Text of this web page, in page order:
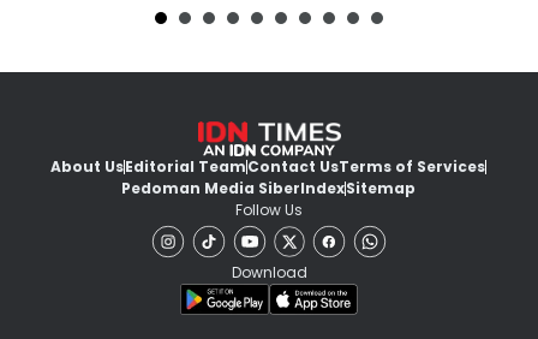
About UsEditorial TeamContact UsTerms of Services
Pedoman Media SiberIndexSitemap
Follow Us
Download